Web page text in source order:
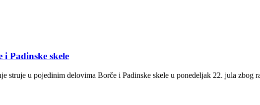
i Padinske skele
struje u pojedinim delovima Borče i Padinske skele u ponedeljak 22. jula zbog